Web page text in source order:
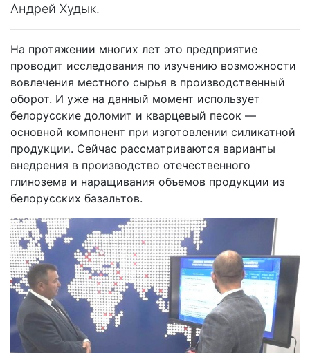
Андрей Худык.
На протяжении многих лет это предприятие
проводит исследования по изучению возможности
вовлечения местного сырья в производственный
оборот. И уже на данный момент использует
белорусские доломит и кварцевый песок —
основной компонент при изготовлении силикатной
продукции. Сейчас рассматриваются варианты
внедрения в производство отечественного
глинозема и наращивания объемов продукции из
белорусских базальтов.